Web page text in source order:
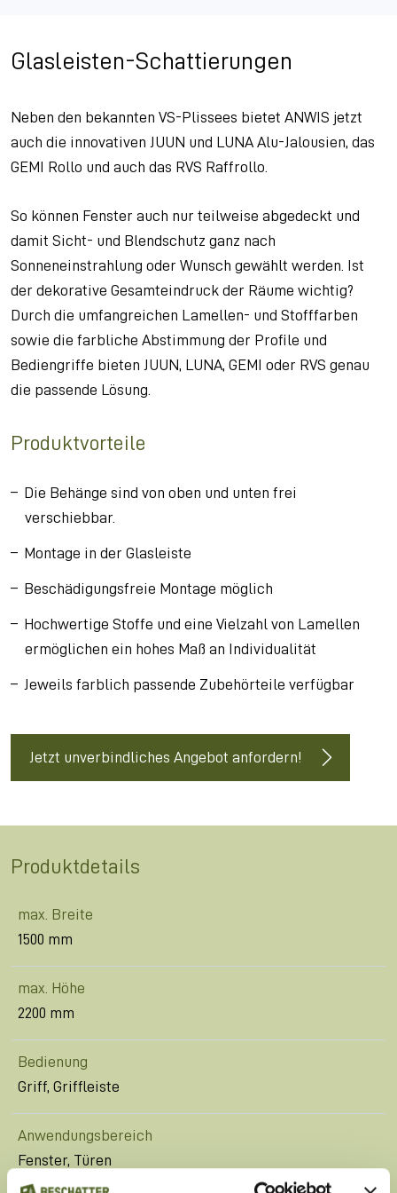
Glasleisten-Schattierungen
Neben den bekannten VS-Plissees bietet ANWIS jetzt
auch die innovativen JUUN und LUNA Alu-Jalousien, das
GEMI Rollo und auch das RVS Raffrollo.
So können Fenster auch nur teilweise abgedeckt und
damit Sicht- und Blendschutz ganz nach
Sonneneinstrahlung oder Wunsch gewählt werden. Ist
der dekorative Gesamteindruck der Räume wichtig?
Durch die umfangreichen Lamellen- und Stofffarben
sowie die farbliche Abstimmung der Profile und
Bediengriffe bieten JUUN, LUNA, GEMI oder RVS genau
die passende Lösung.
Produktvorteile
Die Behänge sind von oben und unten frei
verschiebbar.
Montage in der Glasleiste
Beschädigungsfreie Montage möglich
Hochwertige Stoffe und eine Vielzahl von Lamellen
ermöglichen ein hohes Maß an Individualität
Jeweils farblich passende Zubehörteile verfügbar
Jetzt unverbindliches Angebot anfordern!
Produktdetails
max. Breite
1500 mm
max. Höhe
2200 mm
Bedienung
Griff, Griffleiste
Anwendungsbereich
Fenster, Türen